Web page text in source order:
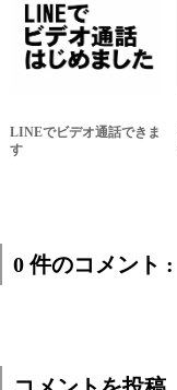
LINEでビデオ通話できま
す
0 件のコメント :